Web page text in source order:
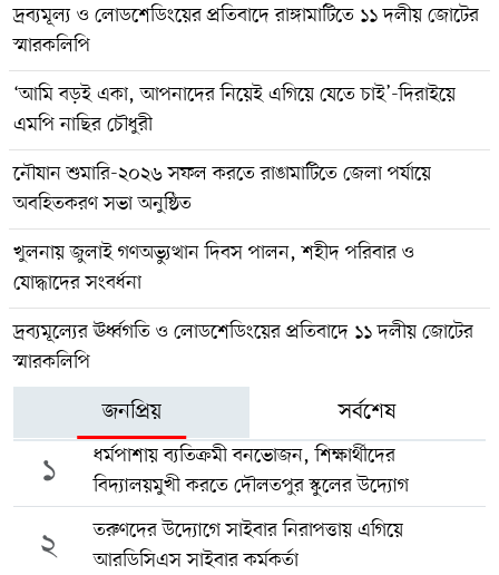
দ্রব্যমূল্য ও লোডশেডিংয়ের প্রতিবাদে রাঙ্গামাটিতে ১১ দলীয় জোটের
স্মারকলিপি
‘আমি বড়ই একা, আপনাদের নিয়েই এগিয়ে যেতে চাই’-দিরাইয়ে
এমপি নাছির চৌধুরী
‎নৌযান শুমারি-২০২৬ সফল করতে রাঙামাটিতে জেলা পর্যায়ে
অবহিতকরণ সভা অনুষ্ঠিত
খুলনায় জুলাই গণঅভ্যুত্থান দিবস পালন, শহীদ পরিবার ও
যোদ্ধাদের সংবর্ধনা
দ্রব্যমূল্যের ঊর্ধ্বগতি ও লোডশেডিংয়ের প্রতিবাদে ১১ দলীয় জোটের
স্মারকলিপি
জনপ্রিয় সর্বশেষ
১
ধর্মপাশায় ব্যতিক্রমী বনভোজন, শিক্ষার্থীদের
বিদ্যালয়মুখী করতে দৌলতপুর স্কুলের উদ্যোগ
২
তরুণদের উদ্যোগে সাইবার নিরাপত্তায় এগিয়ে
আরডিসিএস সাইবার কর্মকর্তা